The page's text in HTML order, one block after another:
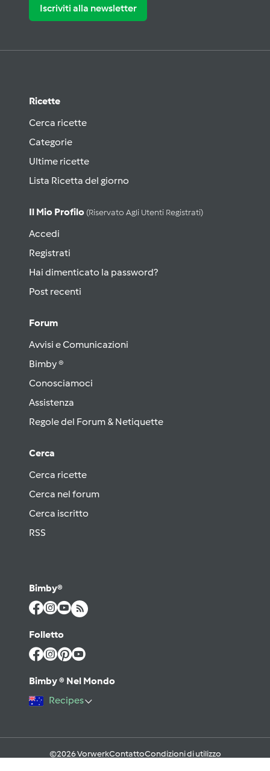
Iscriviti alla newsletter
Ricette
Cerca ricette
Categorie
Ultime ricette
Lista Ricetta del giorno
Il Mio Profilo (riservato Agli Utenti Registrati)
Accedi
Registrati
Hai dimenticato la password?
Post recenti
Forum
Avvisi e Comunicazioni
Bimby ®
Conosciamoci
Assistenza
Regole del Forum & Netiquette
Cerca
Cerca ricette
Cerca nel forum
Cerca iscritto
RSS
Bimby®
Folletto
Bimby ® Nel Mondo
Recipes
©2026 VorwerkContattoCondizioni di utilizzo